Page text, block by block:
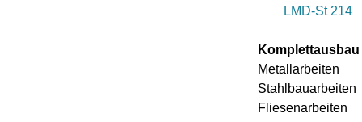
LMD-St 214
Komplettausbau
Metallarbeiten
Stahlbauarbeiten
Fliesenarbeiten